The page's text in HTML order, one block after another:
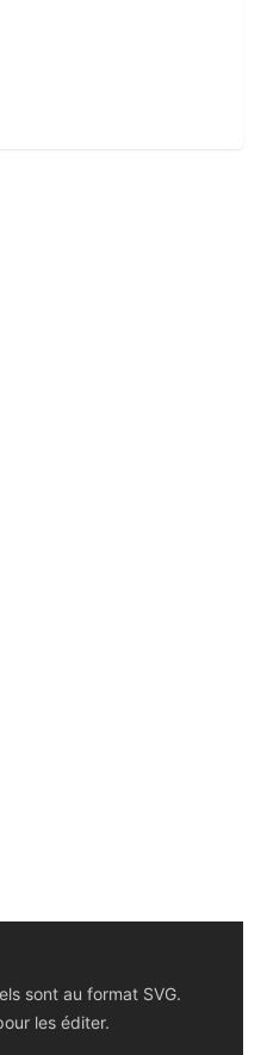
sont au format SVG.
les éditer.